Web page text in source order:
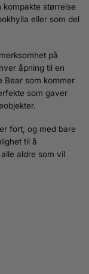
kompakte størrelse
eller som del
på
åpning til en
Bear som kommer
som gaver
fort, og med bare
til å
aldre som vil